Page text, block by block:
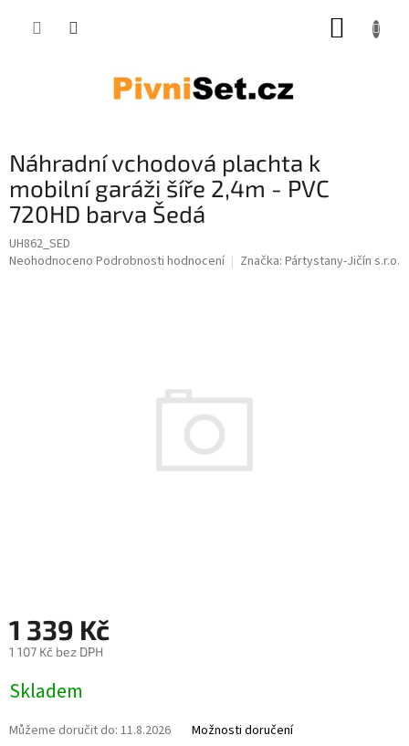
Náhradní vchodová plachta k
mobilní garáži šíře 2,4m - PVC
720HD barva Šedá
UH862_SED
Průměrné hodnocení produktu je 0,0 z 5 hvězdiček.
Neohodnoceno Podrobnosti hodnocení Značka: Pártystany-Jičín s.r.o.
1 339 Kč
1 107 Kč bez DPH
Skladem
Můžeme doručit do: 11.8.2026 Možnosti doručení